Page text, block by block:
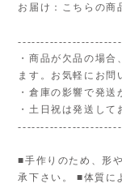
お届け：こちらの商
・商品が欠品の場
ます。お気軽にお問
・倉庫の影響で発送
・土日祝は発送して
■手作りのため、形
承下さい。 ■体質に